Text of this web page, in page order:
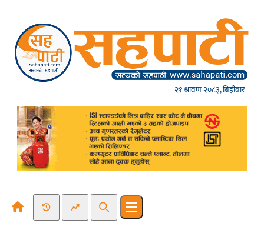
२१ श्रावण २०८३, बिहीबार
Recent NewsTrending News
SearchOpen main menu